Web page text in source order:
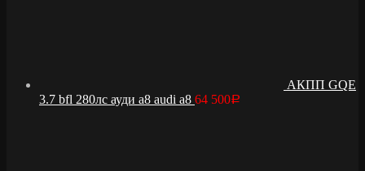
АКПП GQE
3.7 bfl 280лс ауди а8 audi a8 64 500Р